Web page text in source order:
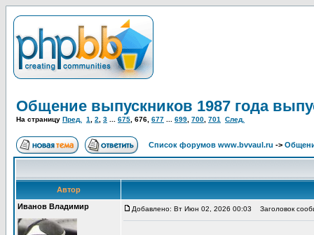
Общение выпускников 1987 года
На страницу Пред. 1 2 3 675 676 677 699 700 701 След.
Список форумов www.bvvaul.ru ->
Автор
Иванов Владимир
Добавлено: Вт Июн 02, 2026 00:03 Заголовок